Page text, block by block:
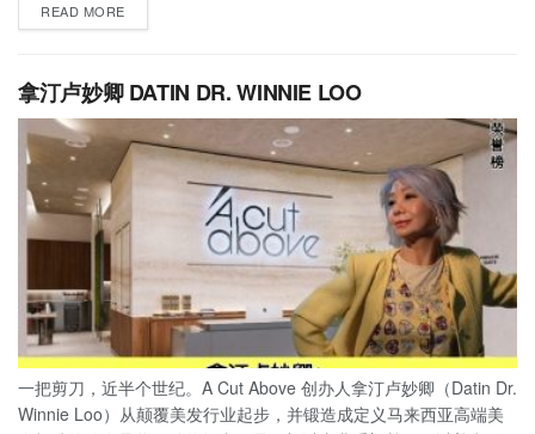
READ MORE
拿汀卢妙卿 DATIN DR. WINNIE LOO
一把剪刀，近半个世纪。A Cut Above 创办人拿汀卢妙卿（Datin Dr.
Winnie Loo）从颠覆美发行业起步，并锻造成定义马来西亚高端美